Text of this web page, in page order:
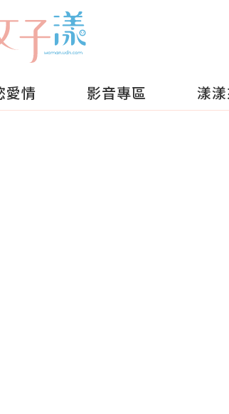
愛情 影音專區 漾